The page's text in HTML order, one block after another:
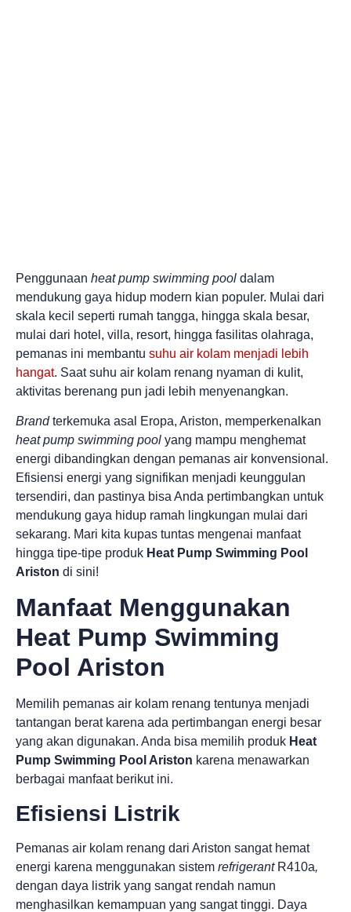
Penggunaan heat pump swimming pool dalam
mendukung gaya hidup modern kian populer. Mulai dari
skala kecil seperti rumah tangga, hingga skala besar,
mulai dari hotel, villa, resort, hingga fasilitas olahraga,
pemanas ini membantu suhu air kolam menjadi lebih
hangat. Saat suhu air kolam renang nyaman di kulit,
aktivitas berenang pun jadi lebih menyenangkan.
Brandterkemuka asal Eropa, Ariston, memperkenalkan
heat pump swimming pool yang mampu menghemat
energi dibandingkan dengan pemanas air konvensional.
Efisiensi energi yang signifikan menjadi keunggulan
tersendiri, dan pastinya bisa Anda pertimbangkan untuk
mendukung gaya hidup ramah lingkungan mulai dari
sekarang. Mari kita kupas tuntas mengenai manfaat
hingga tipe-tipe produk Heat Pump Swimming Pool
Ariston di sini!
Manfaat Menggunakan
Heat Pump Swimming
Pool Ariston
Memilih pemanas air kolam renang tentunya menjadi
tantangan berat karena ada pertimbangan energi besar
yang akan digunakan. Anda bisa memilih produk Heat
Pump Swimming Pool Ariston karena menawarkan
berbagai manfaat berikut ini.
Efisiensi Listrik
Pemanas air kolam renang dari Ariston sangat hemat
energi karena menggunakan sistem refrigerant R410a,
dengan daya listrik yang sangat rendah namun
menghasilkan kemampuan yang sangat tinggi. Daya